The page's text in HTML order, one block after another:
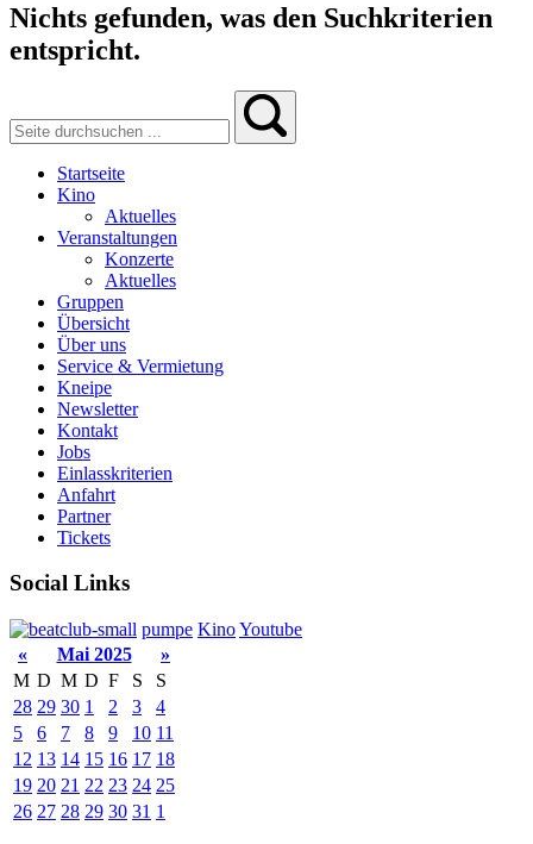
Nichts gefunden, was den Suchkriterien
entspricht.
Startseite
Kino
Aktuelles
Veranstaltungen
Konzerte
Aktuelles
Gruppen
Übersicht
Über uns
Service & Vermietung
Kneipe
Newsletter
Kontakt
Jobs
Einlasskriterien
Anfahrt
Partner
Tickets
Social Links
pumpe KinoYoutube
«
Mai 2025
»
M D M D F S
S
28 29 30 1 2 3
4
5
6 7 8 9 10 11
12 13 14 15 16 17 18
19 20 21 22 23 24 25
26 27 28 29 30 31 1